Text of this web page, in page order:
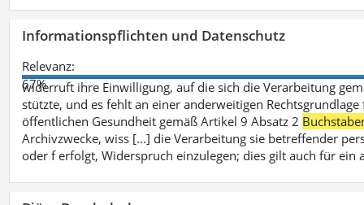
Informationspflichten und Datenschutz
Relevanz:
67%
widerruft ihre Einwilligung, auf die sich die Verarbeitung
stützte, und es fehlt an einer anderweitigen
öffentlichen Gesundheit gemäß Artikel 9 Absatz 2
Archivzwecke, wiss [...] die Verarbeitung sie betreffender
oder f erfolgt, Widerspruch einzulegen; dies gilt auch für ein